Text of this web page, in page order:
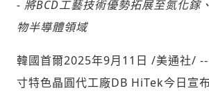
人文
- 將BCD工藝技術優勢拓展至氮化鎵
物半導體領域
韓國首爾2025年9月11日 /美通社/
寸特色晶圓代工廠DB HiTek今日宣